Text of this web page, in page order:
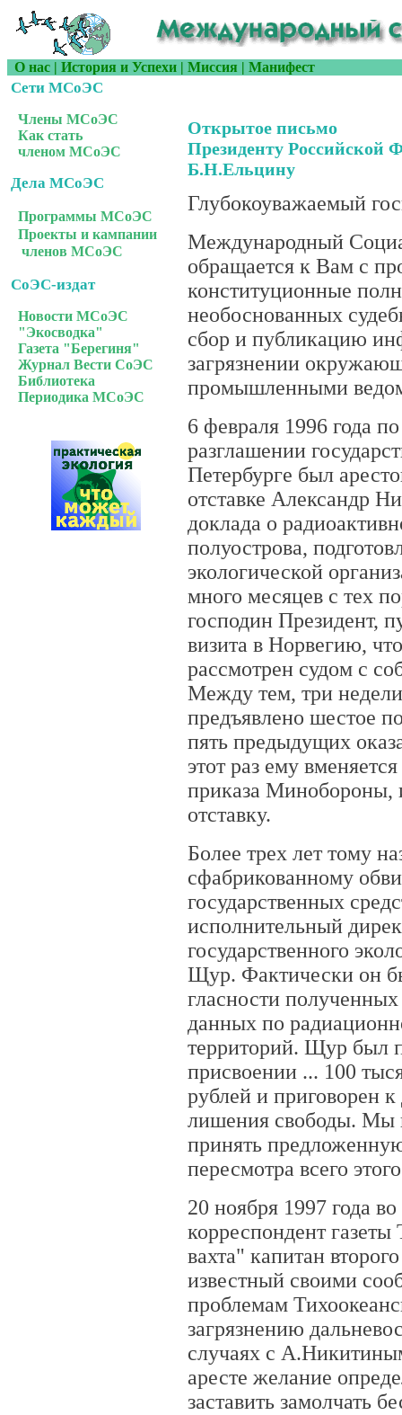
О нас | История и Успехи | Миссия | Манифест
Сети МСоЭС
Члены МСоЭС
Как стать
членом МСоЭС
Дела МСоЭС
Программы МСоЭС
Проекты и кампании
членов МСоЭС
СоЭС-издат
Новости МСоЭС
"Экосводка"
Газета "Берегиня"
Журнал Вести СоЭС
Библиотека
Периодика МСоЭС
Открытое письмо
Президенту Российской
Б.Н.Ельцину
Глубокоуважаемый
Международный
обращается к Вам с
конституционные
необоснованных
сбор и публикацию
загрязнении
промышленными
6 февраля 1996 года
разглашении
Петербурге был
отставке Александр
доклада о
полуострова,
экологической
много месяцев с тех
господин Президент,
визита в Норвегию,
рассмотрен судом с
Между тем, три
предъявлено шестое
пять предыдущих
этот раз ему
приказа Минобороны,
отставку.
Более трех лет тому
сфабрикованному
государственных
исполнительный
государственного
Щур. Фактически он
гласности
данных по
территорий. Щур был
присвоении ... 100
рублей и приговорен
лишения свободы. Мы
принять
пересмотра всего
20 ноября 1997 года
корреспондент
вахта" капитан
известный своими
проблемам
загрязнению
случаях с
аресте желание
заставить замолчать